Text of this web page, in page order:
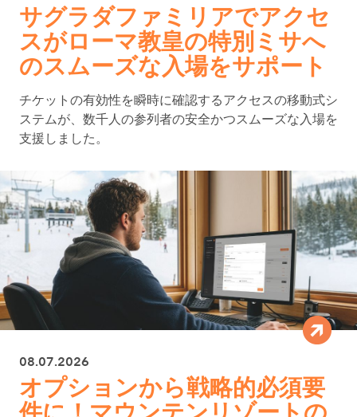
サグラダファミリアでアクセ
スがローマ教皇の特別ミサへ
のスムーズな入場をサポート
チケットの有効性を瞬時に確認するアクセスの移動式シ
ステムが、数千人の参列者の安全かつスムーズな入場を
支援しました。
08.07.2026
オプションから戦略的必須要